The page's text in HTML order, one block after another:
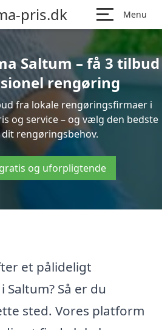
pris.dk Menu
Saltum – få 3 tilbud
rengøring
fra lokale rengøringsfirmaer i
og service – og vælg den bedste
rengøringsbehov.
og uforpligtende
et pålideligt
Så er du
sted. Vores platform